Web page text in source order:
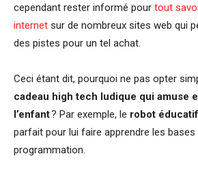
cependant rester informé pour tout
internet sur de nombreux sites web qui
des pistes pour un tel achat.
Ceci étant dit, pourquoi ne pas opter
cadeau high tech ludique qui amuse
l’enfant? Par exemple, le robot éducatif
parfait pour lui faire apprendre les bases
programmation.